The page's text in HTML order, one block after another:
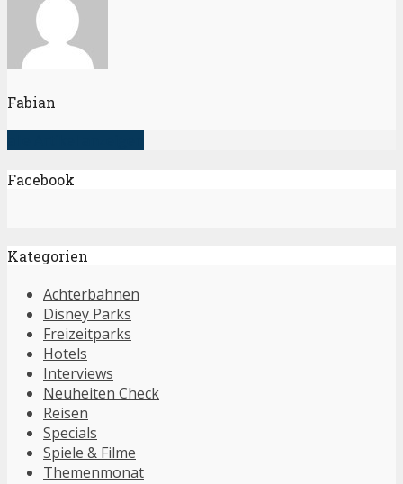
Fabian
Facebook
Kategorien
Achterbahnen
Disney Parks
Freizeitparks
Hotels
Interviews
Neuheiten Check
Reisen
Specials
Spiele & Filme
Themenmonat